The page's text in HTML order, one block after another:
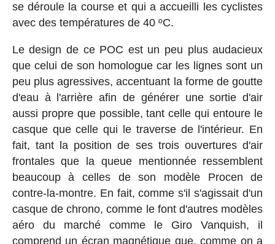
se déroule la course et qui a accueilli les cyclistes
avec des températures de 40 ºC.
Le design de ce POC est un peu plus audacieux
que celui de son homologue car les lignes sont un
peu plus agressives, accentuant la forme de goutte
d'eau à l'arrière afin de générer une sortie d'air
aussi propre que possible, tant celle qui entoure le
casque que celle qui le traverse de l'intérieur. En
fait, tant la position de ses trois ouvertures d'air
frontales que la queue mentionnée ressemblent
beaucoup à celles de son modèle Procen de
contre-la-montre. En fait, comme s'il s'agissait d'un
casque de chrono, comme le font d'autres modèles
aéro du marché comme le Giro Vanquish, il
comprend un écran magnétique que, comme on a